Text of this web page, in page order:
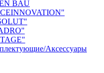
BAU
Аксессуары